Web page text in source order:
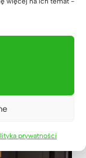
prywatności